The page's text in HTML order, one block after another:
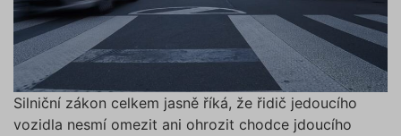
Silniční zákon celkem jasně říká, že řidič jedoucího
vozidla nesmí omezit ani ohrozit chodce jdoucího